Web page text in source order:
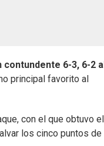
6-3, 6-2 al
principal favorito al
con el que obtuvo el
los cinco puntos de